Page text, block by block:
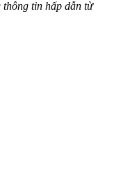
tin hấp dẫn từ